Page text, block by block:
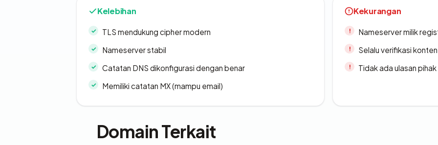
Kelebihan
TLS mendukung cipher modern
Nameserver stabil
Catatan DNS dikonfigurasi dengan benar
Memiliki catatan MX (mampu email)
Kekurangan
Nameserver milik
Selalu verifikasi
Tidak ada ulasan
Domain Terkait